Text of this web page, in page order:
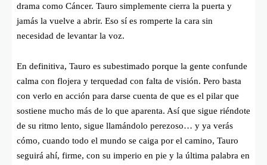
drama como Cáncer. Tauro simplemente cierra la puerta y
jamás la vuelve a abrir. Eso sí es romperte la cara sin
necesidad de levantar la voz.
En definitiva, Tauro es subestimado porque la gente confunde
calma con flojera y terquedad con falta de visión. Pero basta
con verlo en acción para darse cuenta de que es el pilar que
sostiene mucho más de lo que aparenta. Así que sigue riéndote
de su ritmo lento, sigue llamándolo perezoso… y ya verás
cómo, cuando todo el mundo se caiga por el camino, Tauro
seguirá ahí, firme, con su imperio en pie y la última palabra en